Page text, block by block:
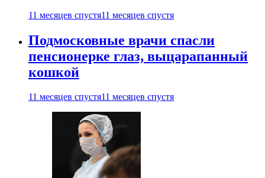
11 месяцев спустя11 месяцев спустя
Подмосковные врачи спасли
пенсионерке глаз, выцарапанный
кошкой
11 месяцев спустя11 месяцев спустя